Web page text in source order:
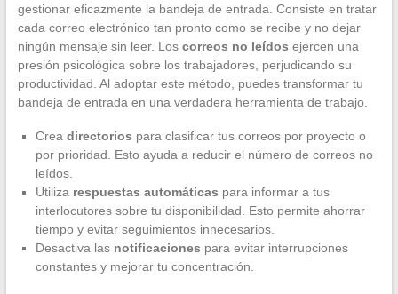
gestionar eficazmente la bandeja de entrada. Consiste en tratar
cada correo electrónico tan pronto como se recibe y no dejar
ningún mensaje sin leer. Los correos no leídos ejercen una
presión psicológica sobre los trabajadores, perjudicando su
productividad. Al adoptar este método, puedes transformar tu
bandeja de entrada en una verdadera herramienta de trabajo.
Crea directorios para clasificar tus correos por proyecto o
por prioridad. Esto ayuda a reducir el número de correos no
leídos.
Utiliza respuestas automáticas para informar a tus
interlocutores sobre tu disponibilidad. Esto permite ahorrar
tiempo y evitar seguimientos innecesarios.
Desactiva las notificaciones para evitar interrupciones
constantes y mejorar tu concentración.